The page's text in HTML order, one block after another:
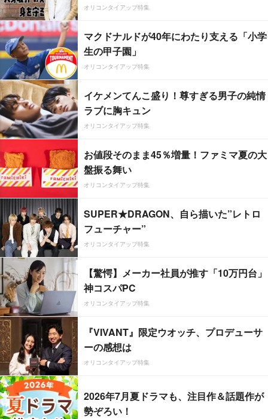
オリコンタイアップ特集
マクドナルドが40年にわたり支える「小学
生の甲子園」
オリコンタイアップ特集
イケメンてんこ盛り！尊すぎる男子の純情
ラブに胸キュン
オリコンタイアップ特集
お値段そのまま45％増量！ファミマ夏の大
盤振る舞い
オリコンタイアップ特集
SUPER★DRAGON、自ら描いた”レトロ
フューチャー”
オリコンタイアップ特集
【驚愕】メーカー社員が推す「10万円台」
神コスパPC
オリコンタイアップ特集
『VIVANT』限定ウオッチ、プロデューサ
ーの感想は
オリコンタイアップ特集
2026年7月夏ドラマも、注目作＆話題作が
勢ぞろい！